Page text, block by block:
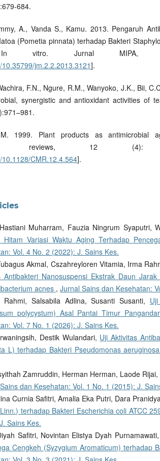
684.
A., Vanda S., Kamu. 2013. Pengaruh
(Pometia pinnata) terhadap Bakteri
vitro. Jurnal MIPA,
jm.2.2.2013.3121].
F.N., Ngure, R.M., Wanyoko, J.K., Bii,
synergistic and antioxidant activities of
1999. Plant products as antimicrobial
reviews, 12 (4):
CMR.12.4.564].
Muharram, Fauzia Ningrum Syaputri,
Hitam Variasi Waktu Aging Terhadap
Vol. 4 No. 2 (2022): J. Sains Kes.
Akmal, Cszahreyloren Vitamia, Irma
Antibakteri Nanosuspensi Ekstrak Daun
acnes , Jurnal Sains dan Kesehatan:
Rahmi, Salsabila Adlina, Susanti Susanti,
polycystum) Asal Pantai Timur
Vol. 7 No. 1 (2026): J. Sains Kes.
Destik Wulandari, Uji Aktivitas
L) terhadap Bakteri Pseudomonas aeruginosa
Zamruddin, Herman Herman, Laode Rijai,
dan Kesehatan: Vol. 1 No. 1 (2015): J.
Curnia Safitri, Amalia Eka Putri, Dara
terhadap Bakteri Escherichia coli ATCC
Sains Kes.
Safitri, Novintan Elistya Dyah Purnamawati,
Cengkeh (Syzygium Aromaticum) terhadap